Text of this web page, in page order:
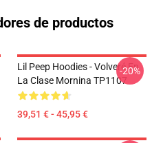
de productos
Lil Peep Hoodies - Volveré En
La Clase Mornina TP1107
39,51 € - 45,95 €
-20%